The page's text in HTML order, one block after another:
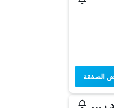
الصفقة
بريفولي كانتري هوتل آند ريتريت